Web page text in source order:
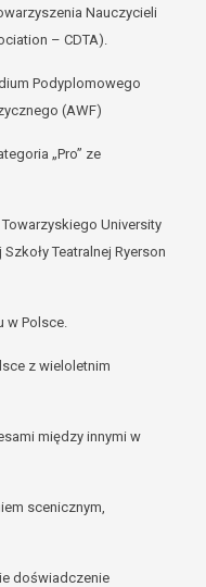
Nauczycieli
– CDTA).
Podyplomowego
(AWF)
„Pro” ze
University
Teatralnej Ryerson
w Polsce.
z wieloletnim
między innymi w
scenicznym,
doświadczenie